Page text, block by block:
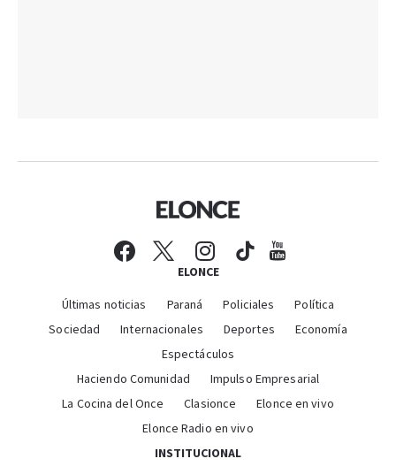
ELONCE
Últimas noticias Paraná Policiales
Política
Sociedad
Internacionales Deportes
Economía
Espectáculos
Haciendo Comunidad
Impulso Empresarial
La Cocina del Once
Clasionce
Elonce en vivo
Elonce Radio en vivo
INSTITUCIONAL